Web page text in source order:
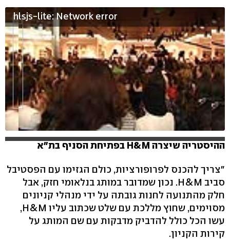
hlsjs-lite: Network error
ההיסטריה שיצרה H&M בפתיחת הסניף בת"א
"צריך להכנס לפרופורציות, כולם הגזימו עם הפסטיבל
סביב H&M. נכון שמדובר במותג בנלאומי חזק, אבל
חלק מהתנועה לחנות גובתה על ידי מנהלי קניונים
מסוימים, שחוץ מללכת עם שלט שכתוב עליו H&M,
עשו הכל כולל להדביק מדבקות עם שם המותג על
קירות הקניון.